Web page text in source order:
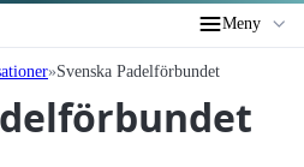
Meny
Svenska Padelförbundet